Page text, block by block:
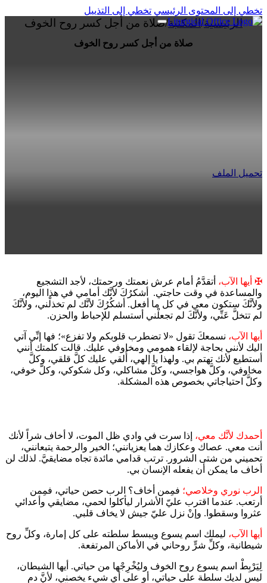
تخطي إلى المحتوى الرئيسي تخطي إلى التذييل
الرئيسية/المكتبة/صلاة من أجل كسر روح الخوف
صلاة من أجل كسر روح الخوف
تحميل الملف
✠ أيها الآب، أتقدَّمُ أمام عرش نعمتك ورحمتك، لأجد التشجيع
والمساعدة في وقت حاجتي. أشكرُكَ لأنَّك أمامي في هذا اليوم،
ولأنَّكَ ستكون معي في كل ما أفعل. أشكُرُكَ لأنَّك لم تخذلْني، ولأنَّكَ
لم تتخلَّ عَنِّي، ولأنَّكَ لم تجعلْني أستسلم للإحباط والحزن.
أيها الآب، نسمعكَ تقول «لا تضطرب قلوبكم ولا تفزع»؛ فها إنِّي آتي
اليك لأنني بحاجة لإلقاء همومي ومخاوفي عليك. قالت كلمتك أنني
أستطيع لأنك تهتم بي. ولهذا يا إلهي، أُلقي عليك كلَّ قلقي، وكلَّ
مخاوفي، وكلَّ هواجسي، وكلَّ مشاكلي، وكل شكوكي، وكلَّ خوفي،
وكلَّ احتياجاتي بخصوص هذه المشكلة.
أحمدك لأنَّك معي، إذا سرت في وادي ظل الموت، لا أخاف شراً لأنك
أنت معي. عصاك وعكازك هما يعزيانني؛ الخير والرحمة يتبعانني،
تحميني من شتى الشرور. ترتب قدامي مائدة تجاه مضايقيَّ. لذلك لن
أخاف ما يمكن أن يفعله الإنسان بي.
الرب نوري وخلاصي؛ فمِمن أخاف؟ الرب حصن حياتي، فمِمن
أرتعب. عندما اقترب عليّ الأشرار ليأكلوا لحمي، مضايقي وأعدائي
عثروا وسقطوا. وإنْ نزل عليّ جيش لا يخاف قلبي.
أيها الآب، ليملك اسم يسوع ويبسط سلطته على كل إمارة، وكلِّ روح
شيطانية، وكلِّ شرٍّ روحاني في الأماكن المرتفعة.
لِيَرْبِطْ اسم يسوع روح الخوف وليُخْرِجْها من حياتي. أيها الشيطان،
ليس لديك سلطة على حياتي، أو على أي شيء يخصني، لأنَّ دم